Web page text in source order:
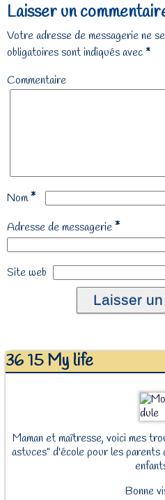
Laisser un
Votre adresse de messagerie ne
obligatoires sont indiqués avec *
Commentaire
Nom*
Adresse de messagerie*
Site web
36 15 My life
Maman et maîtresse, voici mes
astuces" d'école pour les
Bonne